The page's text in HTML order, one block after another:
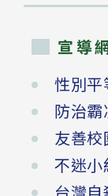
宣導
性別平
防治霸
友善
不迷小
台灣